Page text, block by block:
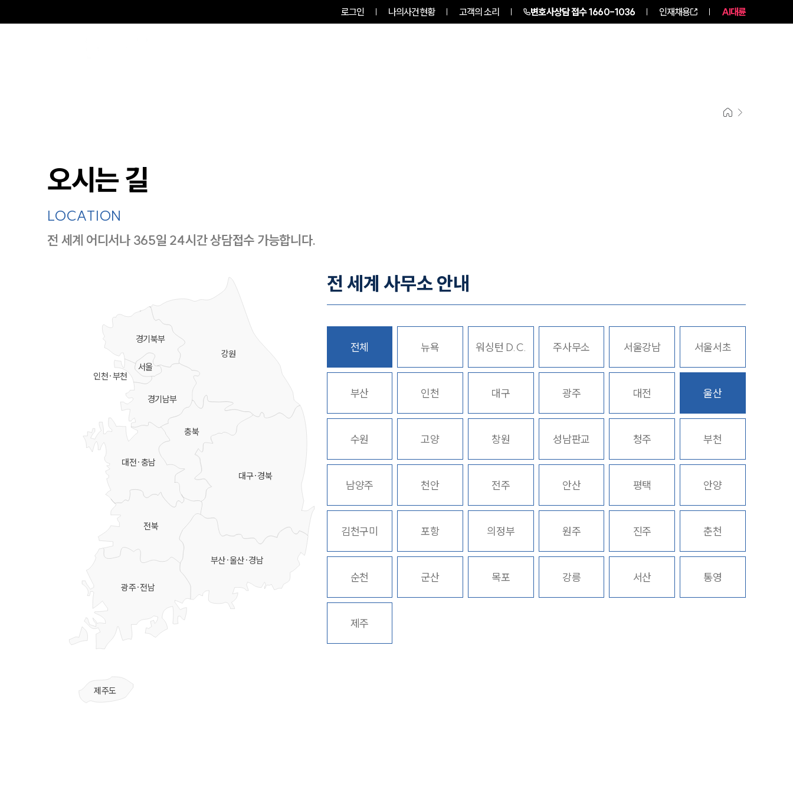
로그인 나의사건현황 고객의 소리 변호사상담 접수1660-1036 인재채용 AI대륜
주요 업무사례
사례분석/최신동향
법률정보
법률지식인
고객후기
업무분야
음주교통사고대응부 업무
전체
구성원 소개
음주운전·교통사고전문변호사추천
오시는 길
LOCATION
전 세계 어디서나 365일 24시간 상담접수 가능합니다.
강원
충북
대전·충남
대구·경북
부산·울산·경남
전북
광주·전남
제주도
경기북부
경기남부
서울
인천·부천
전 세계 사무소 안내
전체 뉴욕 워싱턴 D.C. 주사무소 서울강남 서울서초
부산 인천 대구 광주 대전 울산
수원 고양 창원 성남판교 청주 부천
남양주 천안 전주 안산 평택 안양
김천구미 포항 의정부 원주 진주 춘천
순천 군산 목포 강릉 서산 통영
제주